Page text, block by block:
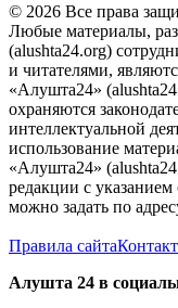
© 2026 Все права
Любые материалы,
(alushta24.org)
и читателями,
«Алушта24»
охраняются
интеллектуальной
использование
«Алушта24»
редакции с
можно задать по
Правила сайта
Алушта 24 в